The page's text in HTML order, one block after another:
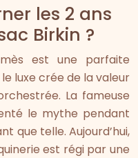
les 2 ans
Birkin ?
est une parfaite
luxe crée de la valeur
La fameuse
le mythe pendant
que telle. Aujourd’hui,
est régi par une